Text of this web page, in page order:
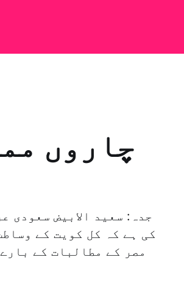
چاروں
کی ہے کہ کل کویت کے
مصر کے مطالبات کے